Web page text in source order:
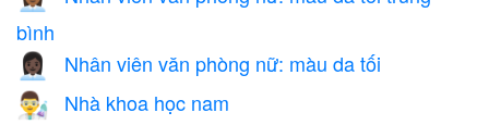
bình
👩🏿‍💼 Nhân viên văn phòng nữ: màu da tối
👨‍🔬 Nhà khoa học nam